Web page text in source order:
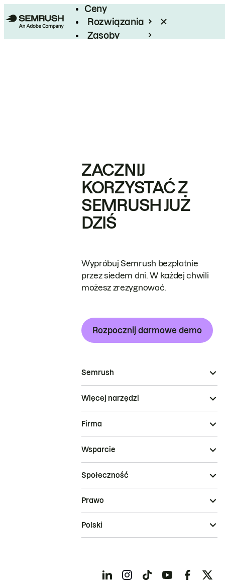
Ceny
Rozwiązania
Zasoby
ZACZNIJ
KORZYSTAĆ Z
SEMRUSH JUŻ
DZIŚ
Wypróbuj Semrush bezpłatnie
przez siedem dni. W każdej chwili
możesz zrezygnować.
Rozpocznij darmowe demo
Semrush
Więcej narzędzi
Firma
Wsparcie
Społeczność
Prawo
Polski